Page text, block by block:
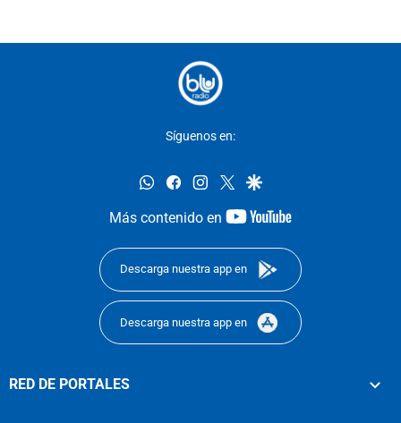
Síguenos en:
whatsappfacebookinstagram
twittergoogle
Más contenido en
youtube-
Descarga nuestra app en
Descarga nuestra app en
RED DE PORTALES